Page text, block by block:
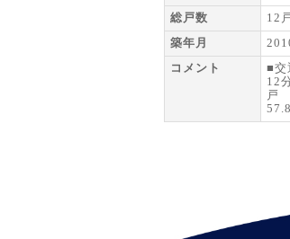
総戸数
12
築年月
コメント
■交
12
戸